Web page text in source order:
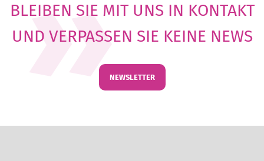
BLEIBEN SIE MIT UNS IN KONTAKT
UND VERPASSEN SIE KEINE NEWS
NEWSLETTER